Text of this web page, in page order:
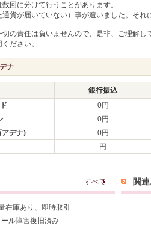
回に分けて行うことがあります。
貨が届いていない）事が遭いました。それ
の責任は負いませんので、是非、ご理解し
ださい。
ナ
銀行振込
0円
0円
アデナ)
0円
円
すべて
在庫あり、即時取引
ール障害復旧済み
関